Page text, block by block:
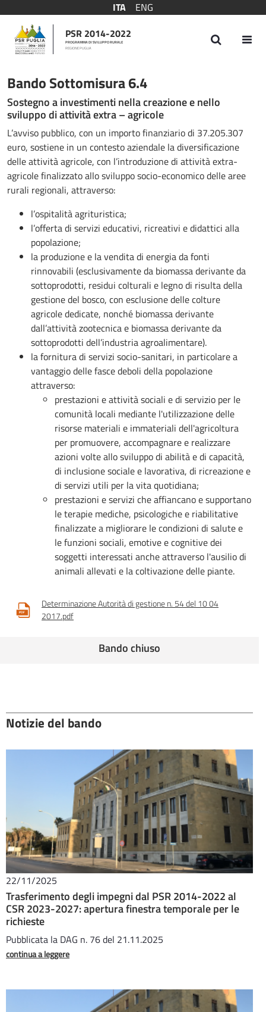
ITA
ENG
PSR 2014-2022
PROGRAMMA DI SVILUPPO RURALE
REGIONE PUGLIA
Bando Sottomisura 6.4
Bando Sottomisura 6.4
Sostegno a investimenti nella creazione e nello
sviluppo di attività extra – agricole
L’avviso pubblico, con un importo finanziario di 37.205.307
euro, sostiene in un contesto aziendale la diversificazione
delle attività agricole, con l’introduzione di attività extra-
agricole finalizzato allo sviluppo socio-economico delle aree
rurali regionali, attraverso:
l’ospitalità agrituristica;
l’offerta di servizi educativi, ricreativi e didattici alla
popolazione;
la produzione e la vendita di energia da fonti
rinnovabili (esclusivamente da biomassa derivante da
sottoprodotti, residui colturali e legno di risulta della
gestione del bosco, con esclusione delle colture
agricole dedicate, nonché biomassa derivante
dall’attività zootecnica e biomassa derivante da
sottoprodotti dell’industria agroalimentare).
la fornitura di servizi socio-sanitari, in particolare a
vantaggio delle fasce deboli della popolazione
attraverso:
prestazioni e attività sociali e di servizio per le
comunità locali mediante l'utilizzazione delle
risorse materiali e immateriali dell'agricoltura
per promuovere, accompagnare e realizzare
azioni volte allo sviluppo di abilità e di capacità,
di inclusione sociale e lavorativa, di ricreazione e
di servizi utili per la vita quotidiana;
prestazioni e servizi che affiancano e supportano
le terapie mediche, psicologiche e riabilitative
finalizzate a migliorare le condizioni di salute e
le funzioni sociali, emotive e cognitive dei
soggetti interessati anche attraverso l'ausilio di
animali allevati e la coltivazione delle piante.
Determinazione Autorità di gestione n. 54 del 10 04
2017.pdf
Bando chiuso
Notizie del bando
22/11/2025
Trasferimento degli impegni dal PSR 2014-2022 al
CSR 2023-2027: apertura finestra temporale per le
richieste
Pubblicata la DAG n. 76 del 21.11.2025
continua a leggere